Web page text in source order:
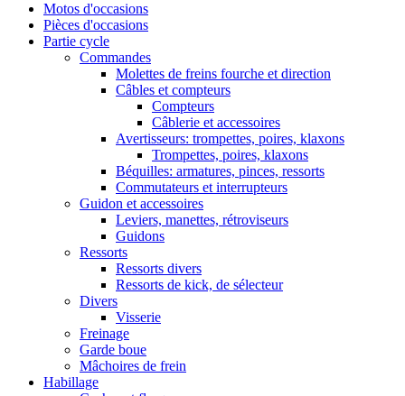
Motos d'occasions
Pièces d'occasions
Partie cycle
Commandes
Molettes de freins fourche et direction
Câbles et compteurs
Compteurs
Câblerie et accessoires
Avertisseurs: trompettes, poires, klaxons
Trompettes, poires, klaxons
Béquilles: armatures, pinces, ressorts
Commutateurs et interrupteurs
Guidon et accessoires
Leviers, manettes, rétroviseurs
Guidons
Ressorts
Ressorts divers
Ressorts de kick, de sélecteur
Divers
Visserie
Freinage
Garde boue
Mâchoires de frein
Habillage